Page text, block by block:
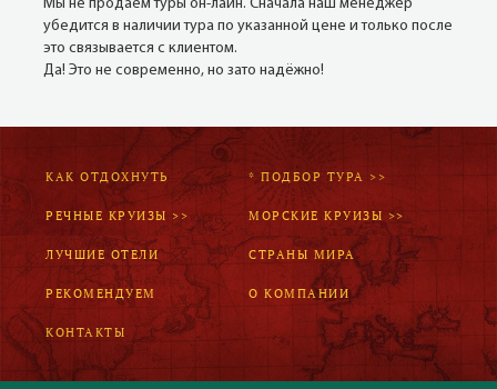
Мы не продаём туры он-лайн. Сначала наш менеджер
убедится в наличии тура по указанной цене и только после
это связывается с клиентом.
Да! Это не современно, но зато надёжно!
КАК ОТДОХНУТЬ * ПОДБОР ТУРА >>
РЕЧНЫЕ КРУИЗЫ >> МОРСКИЕ КРУИЗЫ >>
ЛУЧШИЕ ОТЕЛИ СТРАНЫ МИРА
РЕКОМЕНДУЕМ О КОМПАНИИ
КОНТАКТЫ